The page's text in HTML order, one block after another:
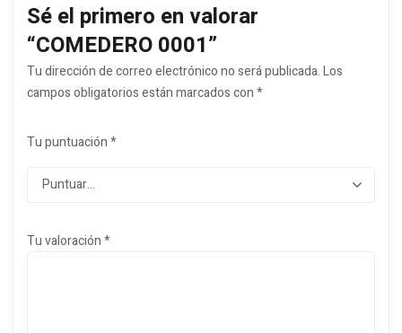
Sé el primero en valorar
“COMEDERO 0001”
Tu dirección de correo electrónico no será publicada.Los
campos obligatorios están marcados con*
Tu puntuación*
Tu valoración*